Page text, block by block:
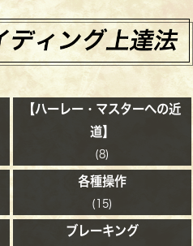
【ハーレー・マスターへの近
道】
(8)
各種操作
(15)
ブレーキング